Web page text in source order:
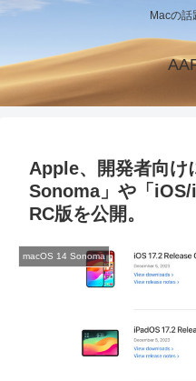
Macの話
Apple、開発者向け
Sonoma」や「
RC版を公開。
macOS 14 Sonoma